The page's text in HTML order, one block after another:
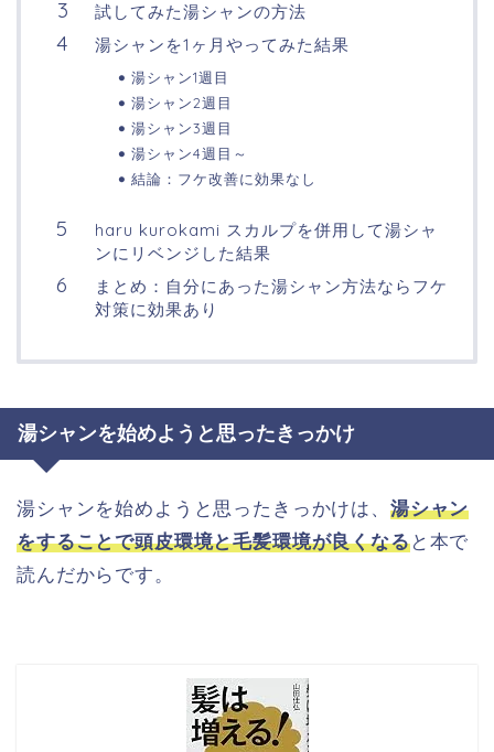
試してみた湯シャンの方法
湯シャンを1ヶ月やってみた結果
湯シャン1週目
湯シャン2週目
湯シャン3週目
湯シャン4週目～
結論：フケ改善に効果なし
haru kurokami スカルプを併用して湯シャ
ンにリベンジした結果
まとめ：自分にあった湯シャン方法ならフケ
対策に効果あり
湯シャンを始めようと思ったきっかけ
湯シャンを始めようと思ったきっかけは、 湯シャン
をすることで頭皮環境と毛髪環境が良くなると本で
読んだからです。